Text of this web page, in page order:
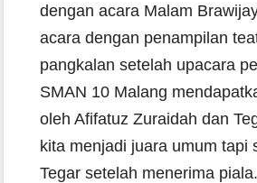
dengan acara Malam
acara dengan penampilan
pangkalan setelah upacara
SMAN 10 Malang
oleh Afifatuz Zuraidah dan
kita menjadi juara umum tapi
Tegar setelah menerima